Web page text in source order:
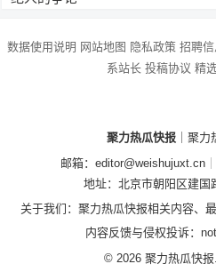
数据使用说明 网站地图 隐私政策 招聘信
系站长 投稿协议 精
聚力热瓜快报 ｜聚
邮箱：editor@weishujuxt.cn｜
地址：北京市朝阳区建国
关于我们：聚力热瓜快报相关内容、
内容反馈与侵权投诉：
© 2026 聚力热瓜快